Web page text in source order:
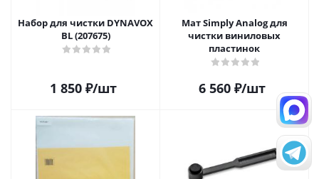
Набор для чистки DYNAVOX
BL (207675)
1 850₽/шт
Мат Simply Analog для
чистки виниловых
пластинок
6 560₽/шт